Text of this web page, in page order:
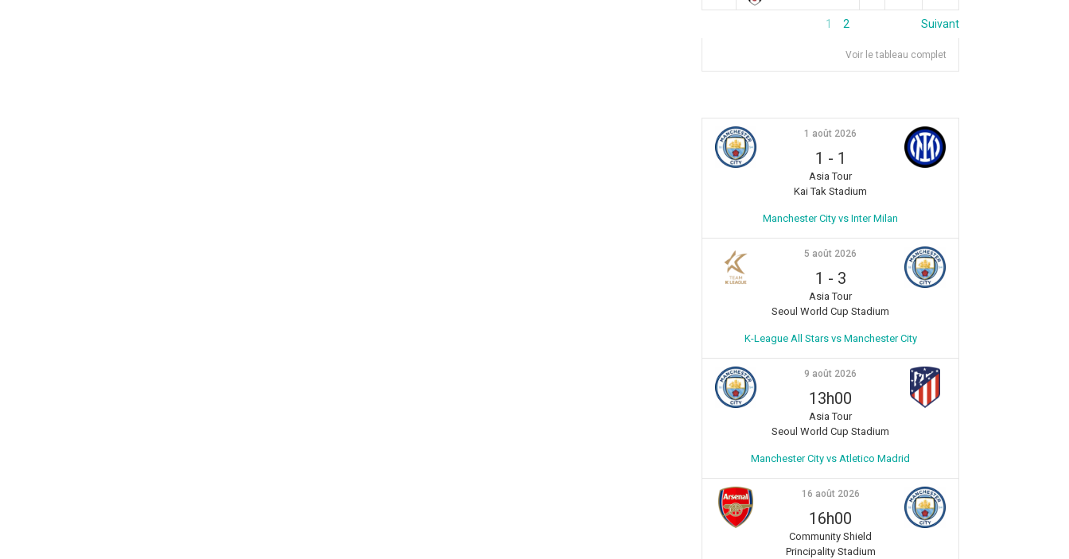
1 2 Suivant
Voir le tableau complet
1 août 2026
1 - 1
Asia Tour
Kai Tak Stadium
Manchester City vs Inter Milan
5 août 2026
1 - 3
Asia Tour
Seoul World Cup Stadium
K-League All Stars vs Manchester City
9 août 2026
13h00
Asia Tour
Seoul World Cup Stadium
Manchester City vs Atletico Madrid
16 août 2026
16h00
Community Shield
Principality Stadium